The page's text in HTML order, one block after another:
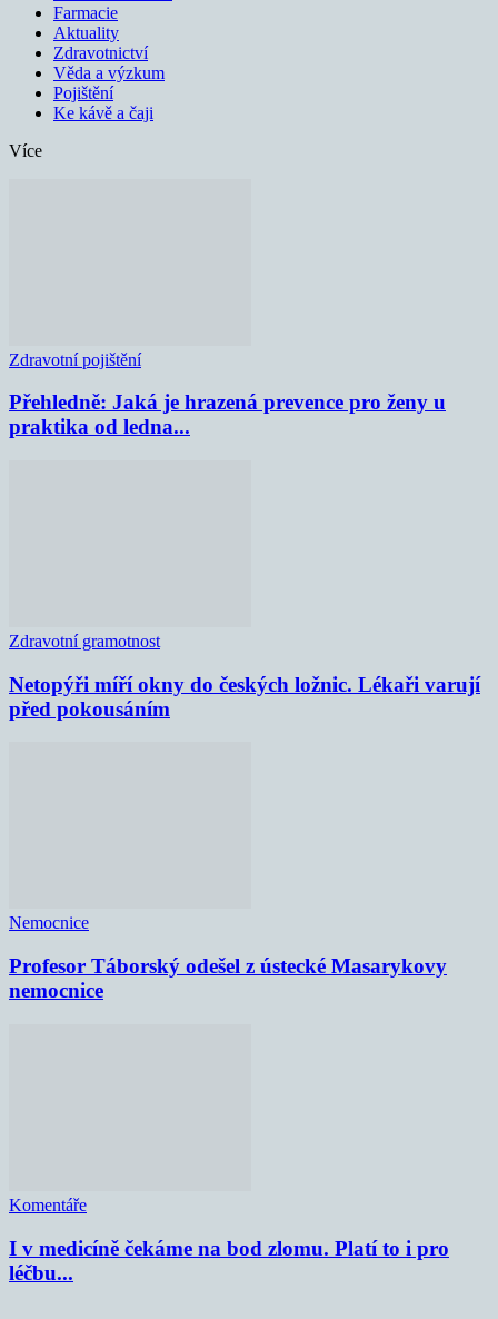
Farmacie
Aktuality
Zdravotnictví
Věda a výzkum
Pojištění
Ke kávě a čaji
Více
Zdravotní pojištění
Přehledně: Jaká je hrazená prevence pro ženy u
praktika od ledna...
Zdravotní gramotnost
Netopýři míří okny do českých ložnic. Lékaři varují
před pokousáním
Nemocnice
Profesor Táborský odešel z ústecké Masarykovy
nemocnice
Komentáře
I v medicíně čekáme na bod zlomu. Platí to i pro
léčbu...